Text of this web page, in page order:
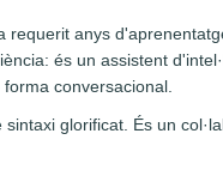
requerit anys
és un assistent
conversacional.
glorificat. És un